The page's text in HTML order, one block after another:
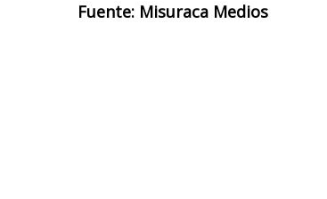
Fuente: Misuraca Medios